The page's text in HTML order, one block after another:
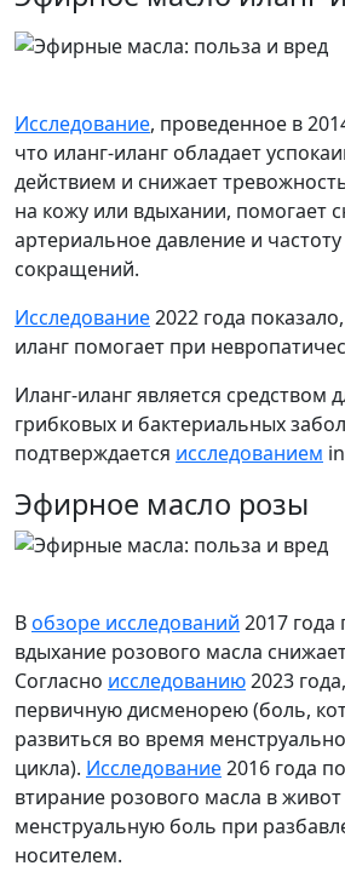
Исследование, проведенное в
что иланг-иланг обладает
действием и снижает
на кожу или вдыхании, помогает
артериальное давление и
сокращений.
Исследование2022 года
иланг помогает при
Иланг-иланг является средством
грибковых и бактериальных
подтверждается исследованием
Эфирное масло розы
Вобзоре исследований 2017 года
вдыхание розового масла
Согласно исследованию2023
первичную дисменорею (боль,
развиться во время
цикла). Исследование2016 года
втирание розового масла в
менструальную боль при
носителем.